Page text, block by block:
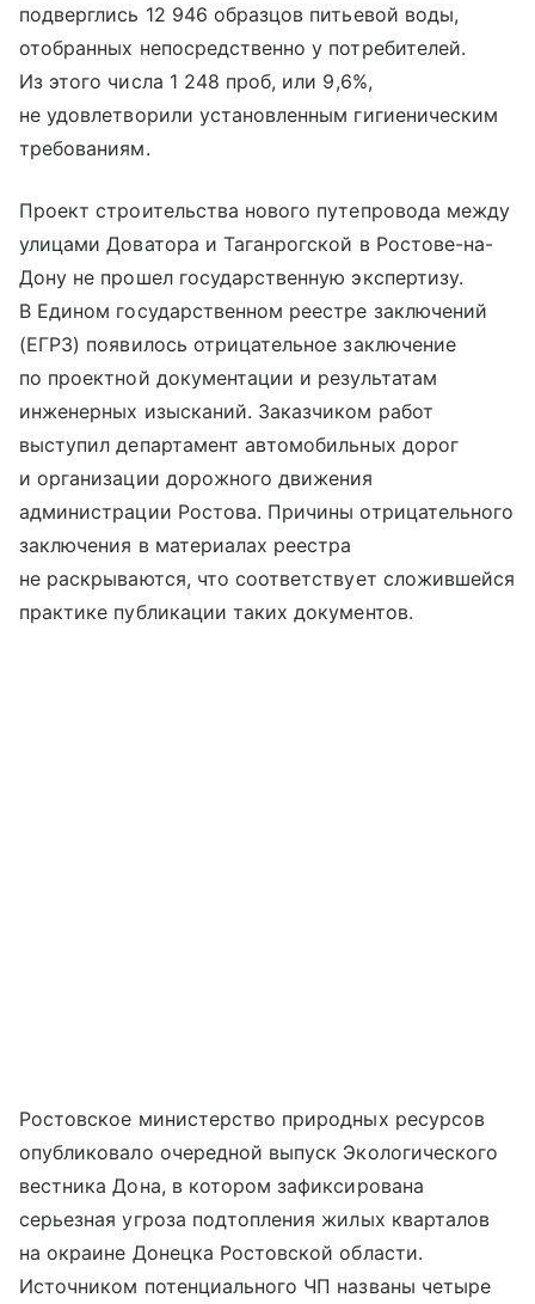
подверглись 12 946 образцов питьевой воды,
отобранных непосредственно у потребителей.
Из этого числа 1 248 проб, или 9,6%,
не удовлетворили установленным гигиеническим
требованиям.
Проект строительства нового путепровода между
улицами Доватора и Таганрогской в Ростове-на-
Дону не прошел государственную экспертизу.
В Едином государственном реестре заключений
(ЕГРЗ) появилось отрицательное заключение
по проектной документации и результатам
инженерных изысканий. Заказчиком работ
выступил департамент автомобильных дорог
и организации дорожного движения
администрации Ростова. Причины отрицательного
заключения в материалах реестра
не раскрываются, что соответствует сложившейся
практике публикации таких документов.
Ростовское министерство природных ресурсов
опубликовало очередной выпуск Экологического
вестника Дона, в котором зафиксирована
серьезная угроза подтопления жилых кварталов
на окраине Донецка Ростовской области.
Источником потенциального ЧП названы четыре